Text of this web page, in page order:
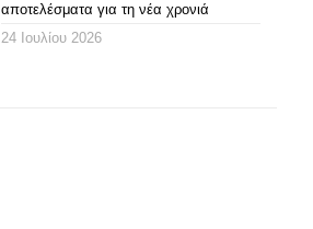
αποτελέσματα για τη νέα χρονιά
24 Ιουλίου 2026